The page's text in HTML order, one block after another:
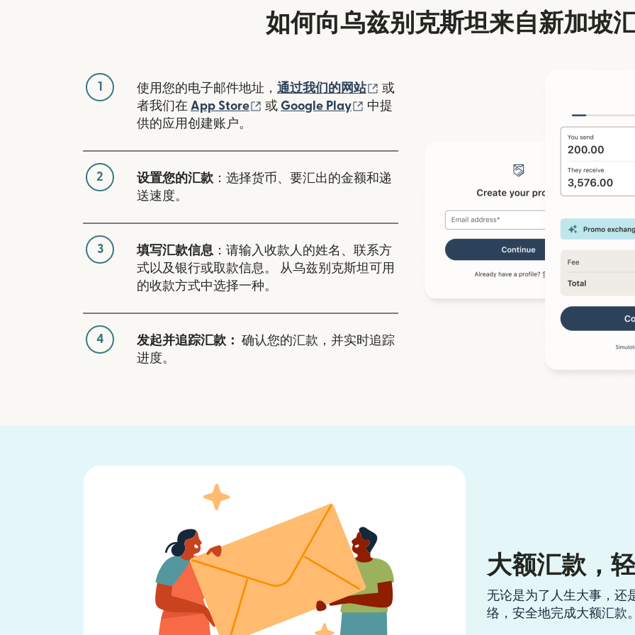
如何向乌兹别克斯坦来自新加坡
1 使用您的电子邮件地址， 通过我们的网站 （在新窗口中打开）
或
者我们在 App Store （在新窗口中打开）
或 Google Play （在新窗口中打开）
中提
供的应用创建账户。
2 设置您的汇款 ：选择货币、要汇出的金额和递
送速度。
3 填写汇款信息 ：请输入收款人的姓名、联系方
式以及银行或取款信息。 从乌兹别克斯坦可用
的收款方式中选择一种。
4 发起并追踪汇款：
确认您的汇款，并实时追踪
进度。
大额汇款，
无论是为了人生大事，还
络，安全地完成大额汇款